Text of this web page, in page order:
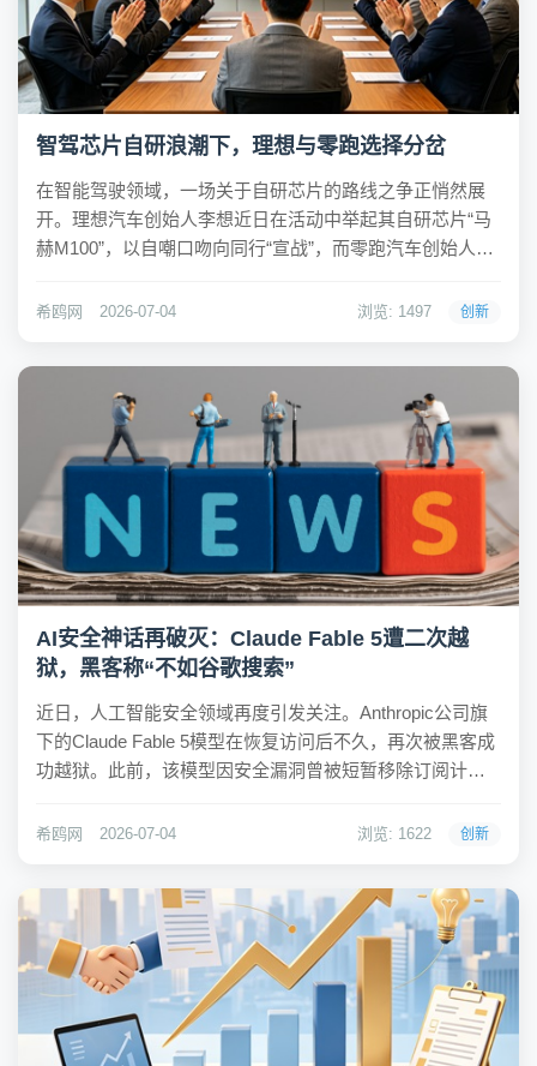
智驾芯片自研浪潮下，理想与零跑选择分岔
在智能驾驶领域，一场关于自研芯片的路线之争正悄然展
开。理想汽车创始人李想近日在活动中举起其自研芯片“马
赫M100”，以自嘲口吻向同行“宣战”，而零跑汽车创始人朱
转向更直接产生价值的领域。这标志着智能驾驶的核心能
希鸥网 2026-07-04 浏览: 1497 创新
AI安全神话再破灭：Claude Fable 5遭二次越
狱，黑客称“不如谷歌搜索”
近日，人工智能安全领域再度引发关注。Anthropic公司旗
下的Claude Fable 5模型在恢复访问后不久，再次被黑客成
功越狱。此前，该模型因安全漏洞曾被短暂移除订阅计
Rivabella公开宣布了越狱结果，并指出经过长时间尝试
希鸥网 2026-07-04 浏览: 1622 创新